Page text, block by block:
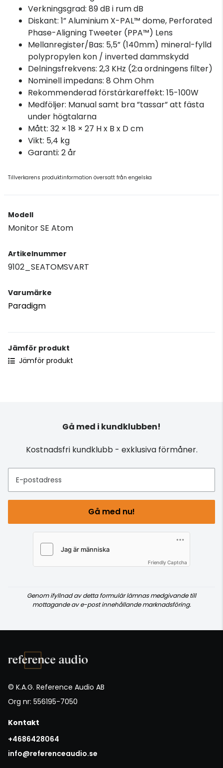
Verkningsgrad: 89 dB i rum dB
Diskant: 1” Aluminium X-PAL™ dome, Perforated
Phase-Aligning Tweeter (PPA™) Lens
Mellanregister/Bas: 5,5” (140mm) mineral-fylld
polypropylen kon / inverted dammskydd
Delningsfrekvens: 2,3 KHz (2:a ordningens filter)
Nominell impedans: 8 Ohm Ohm
Rekommenderad förstärkareffekt: 15-100W
Medföljer: Manual samt bra ”tassar” att fästa
under högtalarna
Mått: 32 × 18 × 27 H x B x D cm
Vikt: 5,4 kg
Garanti: 2 år
Tillverkarens produktinformation översatt från engelska
Modell
Monitor SE Atom
Artikelnummer
9102_SEATOMSVART
Varumärke
Paradigm
Jämför produkt
Jämför produkt
Gå med i kundklubben!
Kostnadsfri kundklubb - exklusiva förmåner.
E-postadress
Gå med nu!
Friendly Captcha
Genom ifyllnad av detta formulär lämnas medgivande till
mottagande av e-post innehållande marknadsföring.
© K.A.G. Reference Audio AB
Org nr: 556195-7050
Kontakt
+4686428064
info@referenceaudio.se